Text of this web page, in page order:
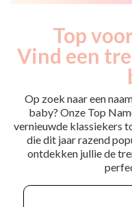
Top
Vind een
Op zoek naar een
baby? Onze Top
vernieuwde klassiekers
die dit jaar razend
ontdekken jullie de